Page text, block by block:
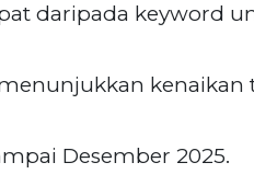
daripada keyword
kenaikan
Desember 2025.